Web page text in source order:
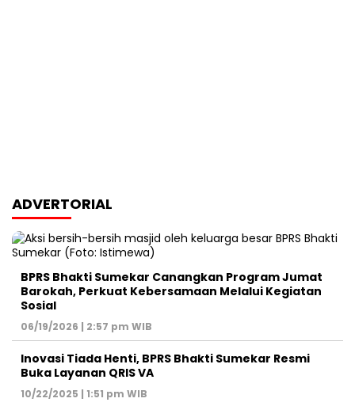
ADVERTORIAL
BPRS Bhakti Sumekar Canangkan Program Jumat
Barokah, Perkuat Kebersamaan Melalui Kegiatan
Sosial
06/19/2026 | 2:57 pm WIB
Inovasi Tiada Henti, BPRS Bhakti Sumekar Resmi
Buka Layanan QRIS VA
10/22/2025 | 1:51 pm WIB